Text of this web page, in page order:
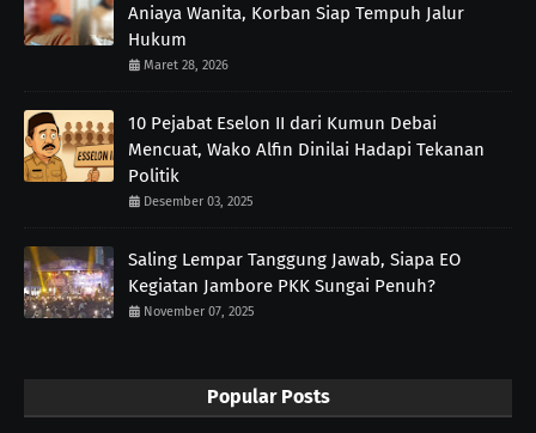
Aniaya Wanita, Korban Siap Tempuh Jalur
Hukum
Maret 28, 2026
10 Pejabat Eselon II dari Kumun Debai
Mencuat, Wako Alfin Dinilai Hadapi Tekanan
Politik
Desember 03, 2025
Saling Lempar Tanggung Jawab, Siapa EO
Kegiatan Jambore PKK Sungai Penuh?
November 07, 2025
Popular Posts